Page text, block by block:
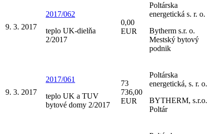
9. 3. 2017
2017/062
teplo UK-dielňa
2/2017
0,00
EUR
Poltárska
energetická s. r. o.
Bytherm s.r. o.
Mestský bytový
podnik
9. 3. 2017
2017/061
teplo UK a TUV
bytové domy 2/2017
73
736,00
EUR
Poltárska
energetická, s. r. o.
BYTHERM, s.r.o.
Poltár